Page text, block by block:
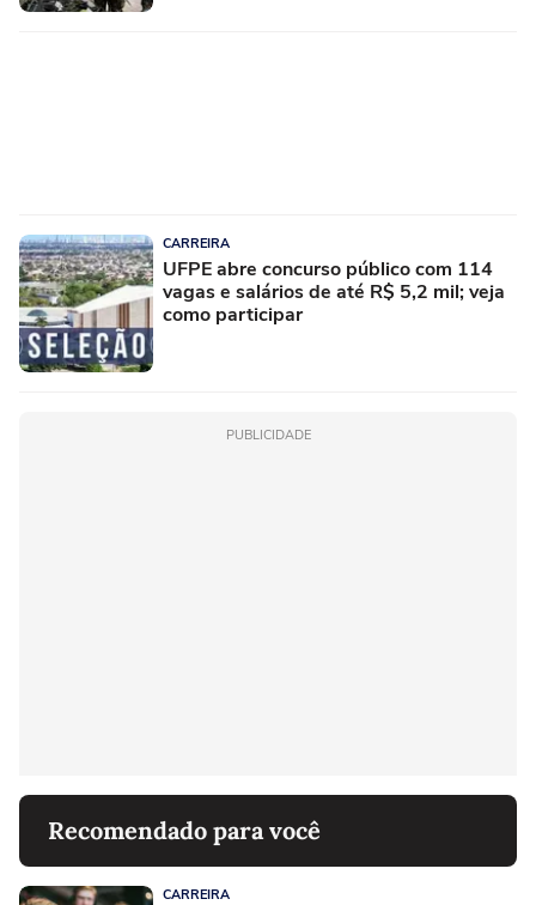
CARREIRA
UFPE abre concurso público com 114
vagas e salários de até R$ 5,2 mil; veja
como participar
PUBLICIDADE
Recomendado para você
CARREIRA